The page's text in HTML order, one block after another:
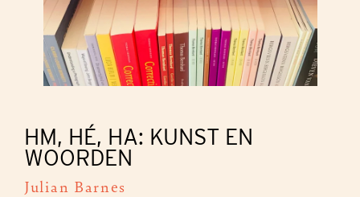
HM, HÉ, HA: KUNST EN
WOORDEN
Julian Barnes